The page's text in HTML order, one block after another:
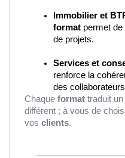
Immobilier et
format permet
de projets.
Services et
renforce la
des
Chaque format traduit un
différent ; à vous de
vos clients.